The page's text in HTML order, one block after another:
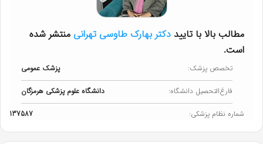
مطالب بالا با تایید دکتر بهارک طاوسی تهرانی منتشر شده
است.
تخصص پزشک: پزشک عمومی
فارغ‌التحصیل دانشگاه: دانشگاه علوم پزشکی هرمزگان
شماره نظام پزشکی: 137587